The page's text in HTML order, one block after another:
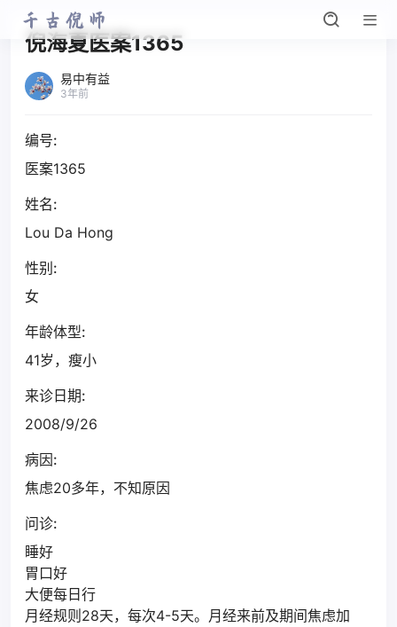
倪海夏医案1365
易中有益
3年前
编号:
医案1365
姓名:
Lou Da Hong
性别:
女
年龄体型:
41岁，瘦小
来诊日期:
2008/9/26
病因:
焦虑20多年，不知原因
问诊:
睡好
胃口好
大便每日行
月经规则28天，每次4-5天。月经来前及期间焦虑加